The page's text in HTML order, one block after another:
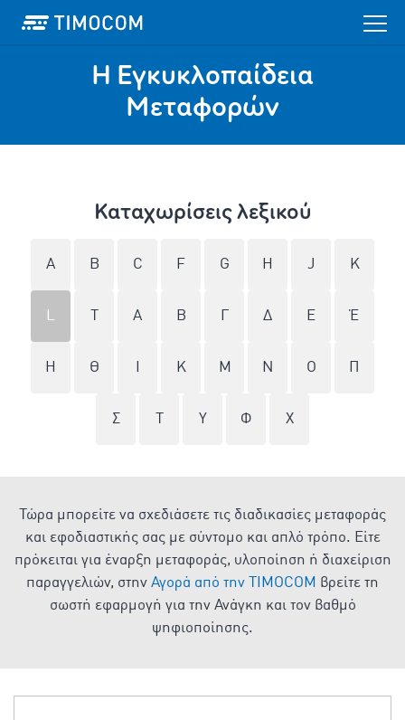
Η Εγκυκλοπαίδεια
Mεταφορών
Καταχωρίσεις λεξικού
A B C F G H J K
L Α Β Δ Ε Έ
Η Θ Κ Μ Ν Ο
Σ Υ Φ Χ
Τώρα μπορείτε να σχεδιάσετε τις διαδικασίες μεταφοράς
και εφοδιαστικής σας με σύντομο και απλό τρόπο. Είτε
πρόκειται για έναρξη μεταφοράς, υλοποίηση ή διαχείριση
παραγγελιών, στην Αγορά από την TIMOCOM βρείτε τη
σωστή εφαρμογή για την Ανάγκη και τον βαθμό
ψηφιοποίησης.